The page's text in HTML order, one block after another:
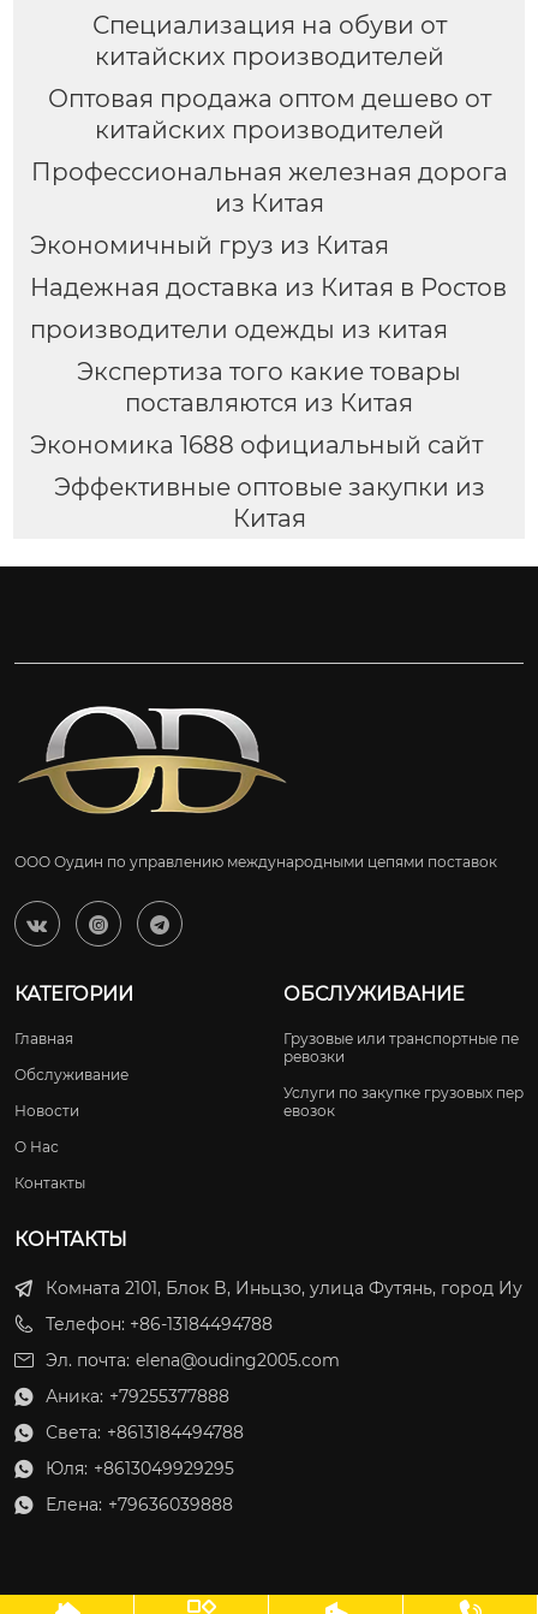
Специализация на обуви от
китайских производителей
Оптовая продажа оптом дешево от
китайских производителей
Профессиональная железная дорога
из Китая
Экономичный груз из Китая
Надежная доставка из Китая в Ростов
производители одежды из китая
Экспертиза того какие товары
поставляются из Китая
Экономика 1688 официальный сайт
Эффективные оптовые закупки из
Китая
ООО Оудин по управлению международными цепями поставок
  
КАТЕГОРИИ
Главная
Обслуживание
Новости
О Нас
Контакты
ОБСЛУЖИВАНИЕ
Грузовые или транспортные пе
ревозки
Услуги по закупке грузовых пер
евозок
КОНТАКТЫ
Комната 2101, Блок B, Иньцзо, улица Футянь, город Иу
Телефон: +86-13184494788
Эл. почта: elena@ouding2005.com
 Аника: +79255377888
 Света: +8613184494788
 Юля: +8613049929295
 Елена: +79636039888